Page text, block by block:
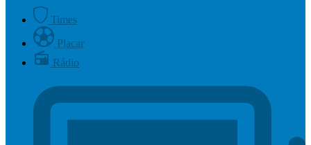
Times
Placar
Rádio